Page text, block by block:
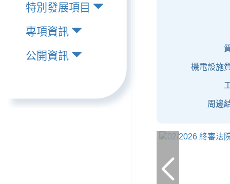
特別發展項目
專項資訊
公開資訊
機電設施
周邊